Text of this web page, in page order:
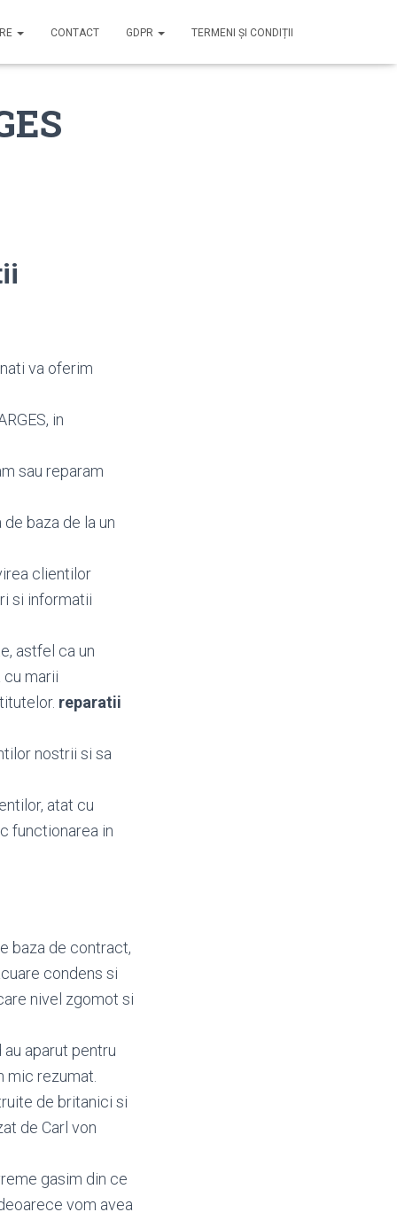
CONTACT GDPR TERMENI ȘI CONDIȚII
va oferim
in
sau reparam
baza de la un
clientilor
si informatii
astfel ca un
marii
reparatii
nostrii si sa
atat cu
functionarea in
baza de contract,
condens si
nivel zgomot si
aparut pentru
mic rezumat.
de britanici si
de Carl von
gasim din ce
vom avea